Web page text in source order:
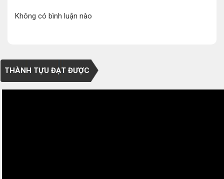
Không có bình luận nào
THÀNH TỰU ĐẠT ĐƯỢC